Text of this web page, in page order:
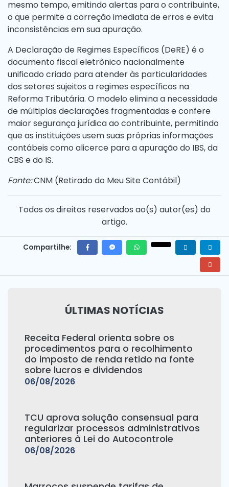
mesmo tempo, emitindo alertas para o contribuinte,
o que permite a correção imediata de erros e evita
inconsistências em sua apuração.
A Declaração de Regimes Específicos (DeRE) é o
documento fiscal eletrônico nacionalmente
unificado criado para atender às particularidades
dos setores sujeitos a regimes específicos na
Reforma Tributária. O modelo elimina a necessidade
de múltiplas declarações fragmentadas e confere
maior segurança jurídica ao contribuinte, permitindo
que as instituições usem suas próprias informações
contábeis como alicerce para a apuração do IBS, da
CBS e do IS.
Fonte:CNM (Retirado do Meu Site Contábil)
Todos os direitos reservados ao(s) autor(es) do
artigo.
Compartilhe:
ÚLTIMAS NOTÍCIAS
Receita Federal orienta sobre os
procedimentos para o recolhimento
do imposto de renda retido na fonte
sobre lucros e dividendos
06/08/2026
TCU aprova solução consensual para
regularizar processos administrativos
anteriores à Lei do Autocontrole
06/08/2026